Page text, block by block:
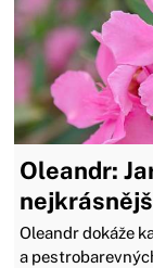
Oleandr:
Oleandr dokáže
a